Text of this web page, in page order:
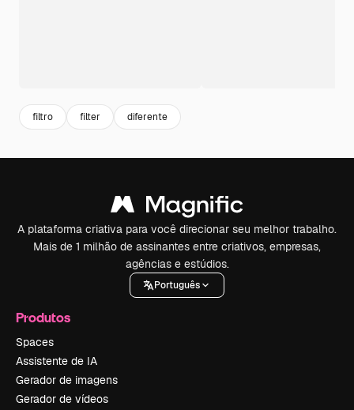
filtro filter diferente
A plataforma criativa para você direcionar seu melhor trabalho.
Mais de 1 milhão de assinantes entre criativos, empresas,
agências e estúdios.
Português
Produtos
Spaces
Assistente de IA
Gerador de imagens
Gerador de vídeos